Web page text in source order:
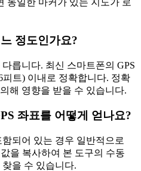
동일한 마커가 있는 지도가 로
정도인가요?
릅니다. 최신 스마트폰의 GPS
트) 이내로 정확합니다. 정확
해 영향을 받을 수 있습니다.
좌표를 어떻게 얻나요?
되어 있는 경우 일반적으로
을 복사하여 본 도구의 수동
을 수 있습니다.